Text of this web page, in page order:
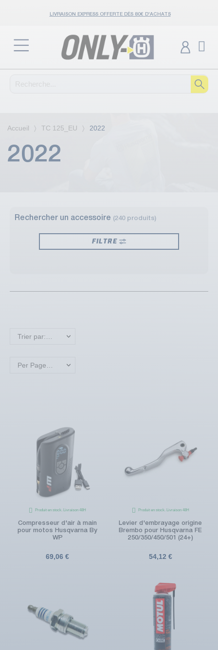
LIVRAISON EXPRESS OFFERTE DÈS 80€ D'ACHATS
Accueil TC 125_EU 2022
2022
Rechercher un accessoire (240 produits)
FILTRE
Produit en stock. Livraison 48H
Compresseur d'air à main
pour motos Husqvarna By
WP
69,06 €
Produit en stock. Livraison 48H
Levier d'embrayage origine
Brembo pour Husqvarna FE
250/350/450/501 (24+)
54,12 €